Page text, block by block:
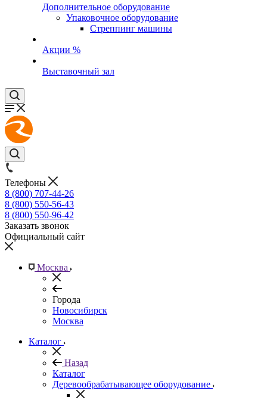
Дополнительное оборудование
Упаковочное оборудование
Стреппинг машины
Акции %
Выставочный зал
Телефоны
8 (800) 707-44-26
8 (800) 550-56-43
8 (800) 550-96-42
Заказать звонок
Официальный сайт
Москва
Города
Новосибирск
Москва
Каталог
Назад
Каталог
Деревообрабатывающее оборудование